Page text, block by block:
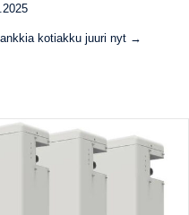
kotiakku juuri nyt →